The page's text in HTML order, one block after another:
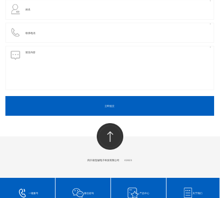
立即提交
四川省玺诚电子科技有限公司 ​©2023
一键拨号 微信咨询 产品中心 关于我们